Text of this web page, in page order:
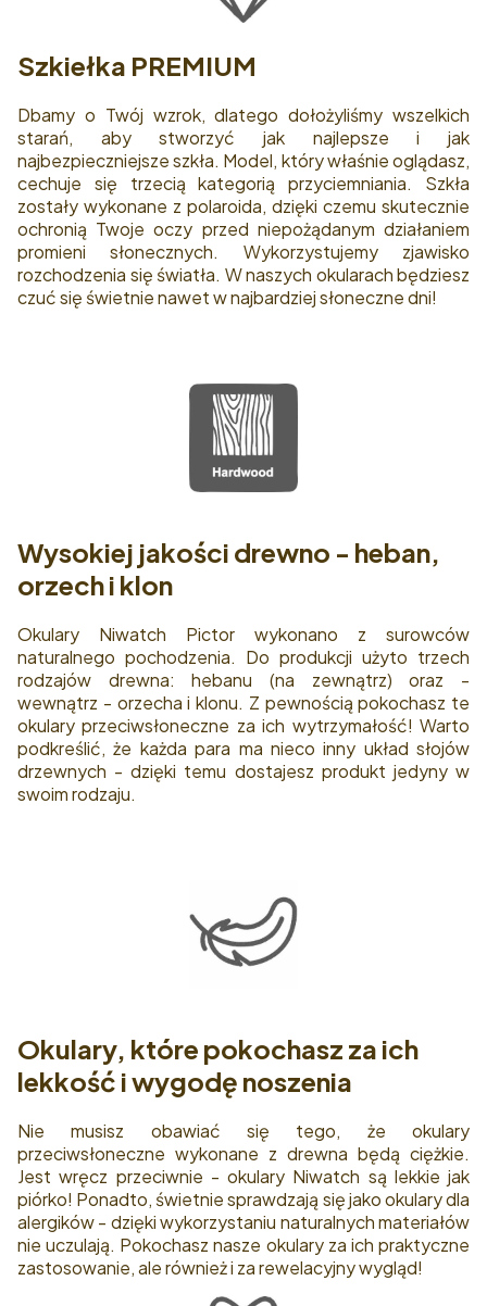
Szkiełka PREMIUM
Dbamy o Twój wzrok, dlatego dołożyliśmy wszelkich
starań, aby stworzyć jak najlepsze i jak
najbezpieczniejsze szkła. Model, który właśnie oglądasz,
cechuje się trzecią kategorią przyciemniania. Szkła
zostały wykonane z polaroida, dzięki czemu skutecznie
ochronią Twoje oczy przed niepożądanym działaniem
promieni słonecznych. Wykorzystujemy zjawisko
rozchodzenia się światła. W naszych okularach będziesz
czuć się świetnie nawet w najbardziej słoneczne dni!
Wysokiej jakości drewno - heban,
orzech i klon
Okulary Niwatch Pictor wykonano z surowców
naturalnego pochodzenia. Do produkcji użyto trzech
rodzajów drewna: hebanu (na zewnątrz) oraz -
wewnątrz - orzecha i klonu. Z pewnością pokochasz te
okulary przeciwsłoneczne za ich wytrzymałość! Warto
podkreślić, że każda para ma nieco inny układ słojów
drzewnych - dzięki temu dostajesz produkt jedyny w
swoim rodzaju.
Okulary, które pokochasz za ich
lekkość i wygodę noszenia
Nie musisz obawiać się tego, że okulary
przeciwsłoneczne wykonane z drewna będą ciężkie.
Jest wręcz przeciwnie - okulary Niwatch są lekkie jak
piórko! Ponadto, świetnie sprawdzają się jako okulary dla
alergików - dzięki wykorzystaniu naturalnych materiałów
nie uczulają. Pokochasz nasze okulary za ich praktyczne
zastosowanie, ale również i za rewelacyjny wygląd!